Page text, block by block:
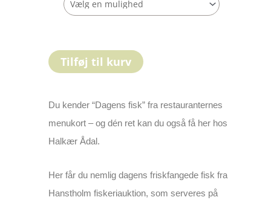
Tilføj til kurv
Du kender “Dagens fisk” fra restauranternes
menukort – og dén ret kan du også få her hos
Halkær Ådal.
Her får du nemlig dagens friskfangede fisk fra
Hanstholm fiskeriauktion, som serveres på